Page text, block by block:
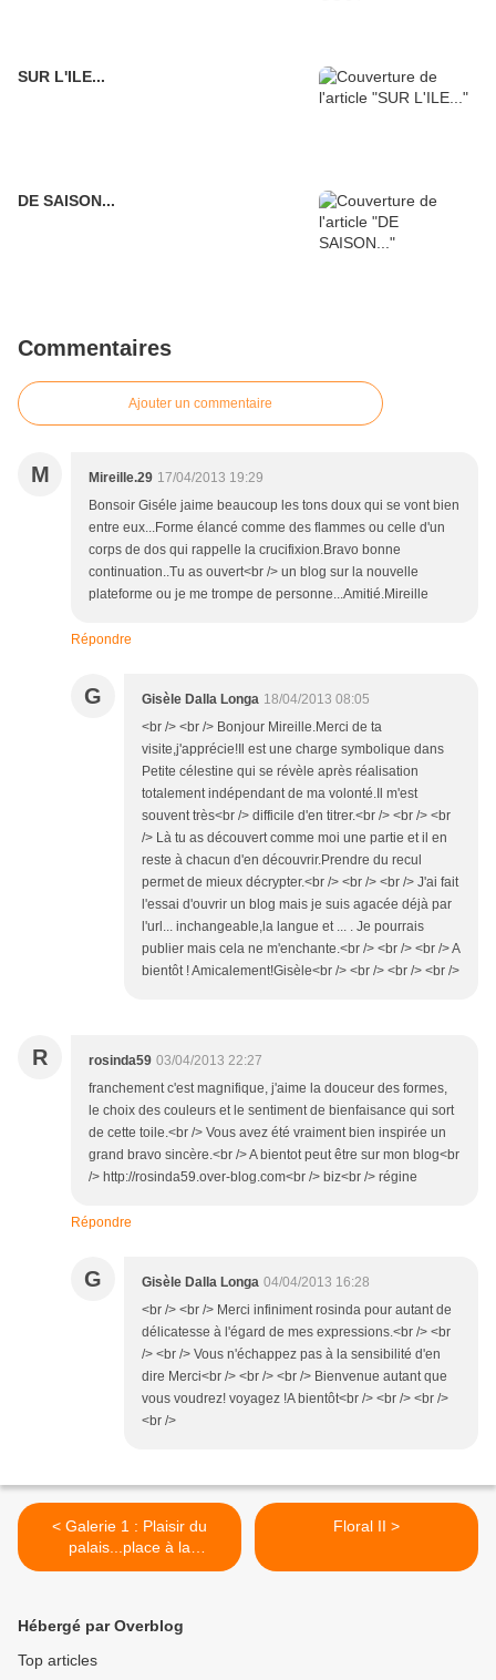
SUR L'ILE...
DE SAISON...
Commentaires
Ajouter un commentaire
M Mireille.29 17/04/2013 19:29
Bonsoir Giséle jaime beaucoup les tons doux qui se vont bien
entre eux...Forme élancé comme des flammes ou celle d'un
corps de dos qui rappelle la crucifixion.Bravo bonne
continuation..Tu as ouvert<br /> un blog sur la nouvelle
plateforme ou je me trompe de personne...Amitié.Mireille
Répondre
G Gisèle Dalla Longa 18/04/2013 08:05
<br /> <br /> Bonjour Mireille.Merci de ta
visite,j'apprécie!Il est une charge symbolique dans
Petite célestine qui se révèle après réalisation
totalement indépendant de ma volonté.Il m'est
souvent très<br /> difficile d'en titrer.<br /> <br /> <br
/> Là tu as découvert comme moi une partie et il en
reste à chacun d'en découvrir.Prendre du recul
permet de mieux décrypter.<br /> <br /> <br /> J'ai fait
l'essai d'ouvrir un blog mais je suis agacée déjà par
l'url... inchangeable,la langue et ... . Je pourrais
publier mais cela ne m'enchante.<br /> <br /> <br /> A
bientôt ! Amicalement!Gisèle<br /> <br /> <br /> <br />
R rosinda59 03/04/2013 22:27
franchement c'est magnifique, j'aime la douceur des formes,
le choix des couleurs et le sentiment de bienfaisance qui sort
de cette toile.<br /> Vous avez été vraiment bien inspirée un
grand bravo sincère.<br /> A bientot peut être sur mon blog<br
/> http://rosinda59.over-blog.com<br /> biz<br /> régine
Répondre
G Gisèle Dalla Longa 04/04/2013 16:28
<br /> <br /> Merci infiniment rosinda pour autant de
délicatesse à l'égard de mes expressions.<br /> <br
/> <br /> Vous n'échappez pas à la sensibilité d'en
dire Merci<br /> <br /> <br /> Bienvenue autant que
vous voudrez! voyagez !A bientôt<br /> <br /> <br />
<br />
< Galerie 1 : Plaisir du
palais...place à la
convivialité !
Floral II >
Hébergé par Overblog
Top articles